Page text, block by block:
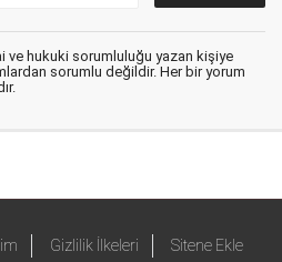
ve hukuki sorumluluğu yazan kişiye
sorumlu değildir. Her bir yorum
Gizlilik İlkeleri Sitene Ekle